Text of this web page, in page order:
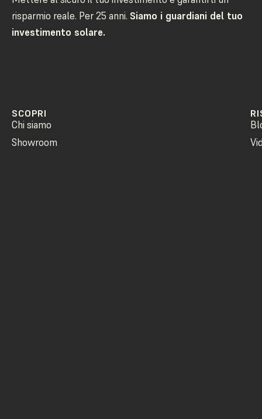
risparmio reale. Per 25 anni. Siamo i guardiani del tuo
investimento solare.
SCOPRI
Chi siamo
Showroom